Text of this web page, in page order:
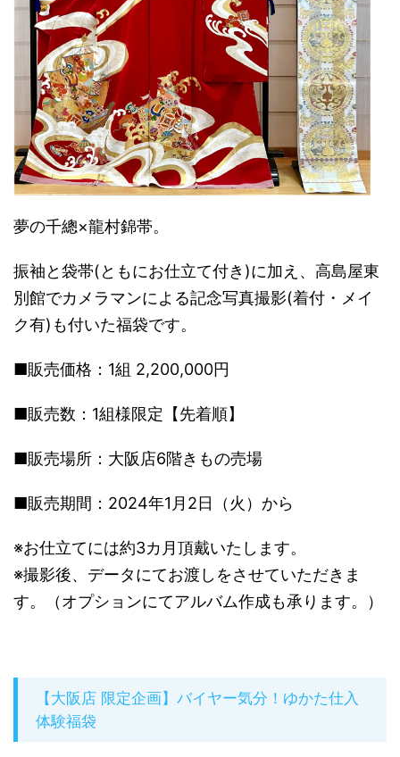
夢の千總×龍村錦帯。
振袖と袋帯(ともにお仕立て付き)に加え、高島屋東
別館でカメラマンによる記念写真撮影(着付・メイ
ク有)も付いた福袋です。
■販売価格：1組 2,200,000円
■販売数：1組様限定【先着順】
■販売場所：大阪店6階きもの売場
■販売期間：2024年1月2日（火）から
※お仕立てには約3カ月頂戴いたします。
※撮影後、データにてお渡しをさせていただきま
す。（オプションにてアルバム作成も承ります。）
【大阪店 限定企画】バイヤー気分！ゆかた仕入
体験福袋